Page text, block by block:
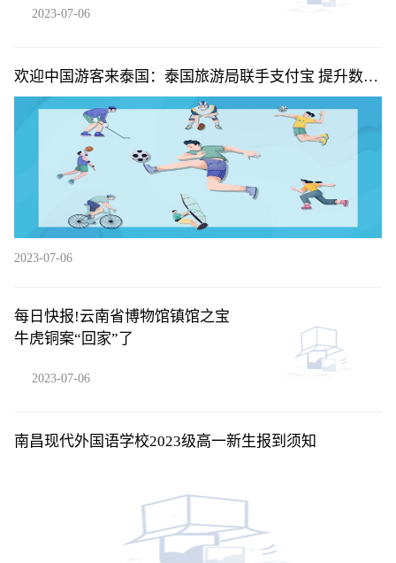
2023-07-06
欢迎中国游客来泰国：泰国旅游局联手支付宝 提升数字
旅游服务体验|微动态
2023-07-06
每日快报!云南省博物馆镇馆之宝
牛虎铜案“回家”了
2023-07-06
南昌现代外国语学校2023级高一新生报到须知